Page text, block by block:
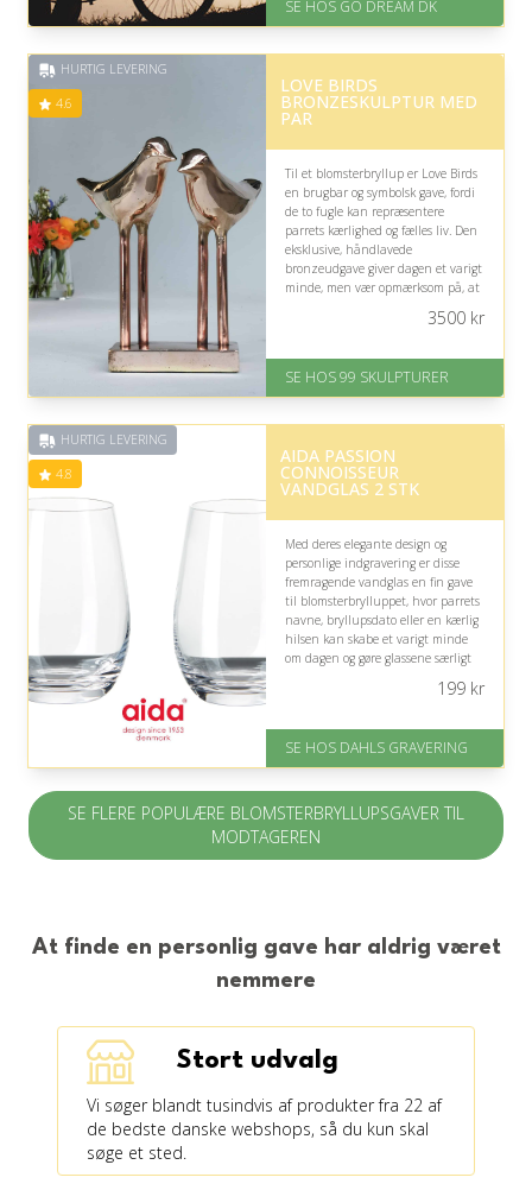
Levering: E-gavekort kan leveres
SE HOS GO DREAM DK
HURTIG LEVERING
4.6
LOVE BIRDS
BRONZESKULPTUR MED
PAR
Til et blomsterbryllup er Love Birds
en brugbar og symbolsk gave, fordi
de to fugle kan repræsentere
parrets kærlighed og fælles liv. Den
eksklusive, håndlavede
bronzeudgave giver dagen et varigt
minde, men vær opmærksom på, at
kunst som boligindretning.
På lager
Levering: 1-2 dage
Fremragende Trustpilot rating
3500kr
SE HOS 99 SKULPTURER
HURTIG LEVERING
4.8
AIDA PASSION
CONNOISSEUR
VANDGLAS 2 STK
Med deres elegante design og
personlige indgravering er disse
fremragende vandglas en fin gave
til blomsterbrylluppet, hvor parrets
navne, bryllupsdato eller en kærlig
hilsen kan skabe et varigt minde
om dagen og gøre glassene særligt
Fremragende Trustpilot rating
199kr
SE HOS DAHLS GRAVERING
SE FLERE POPULÆRE BLOMSTERBRYLLUPSGAVER TIL
MODTAGEREN
At finde en personlig gave har aldrig været
nemmere
Stort udvalg
Vi søger blandt tusindvis af produkter fra 22 af
de bedste danske webshops, så du kun skal
søge et sted.